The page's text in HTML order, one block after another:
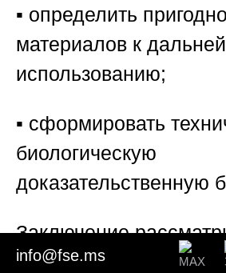
▪️ определить
материалов к
использованию;
▪️ сформировать
биологическую
доказательственную
Заключение
судом наряду с
info@fse.ms